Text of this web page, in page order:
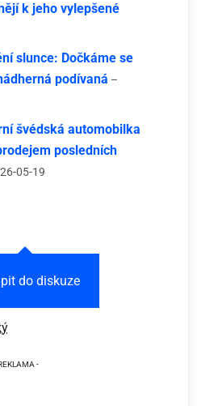
k jeho vylepšené
slunce: Dočkáme se
podívaná –
švédská automobilka
posledních
05-19
do diskuze